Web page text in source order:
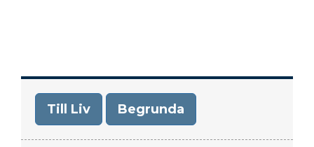
Till Liv Begrunda